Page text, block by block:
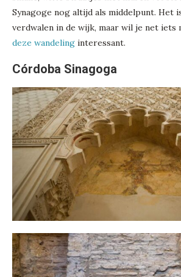
Synagoge nog altijd als middelpunt. Het
verdwalen in de wijk, maar wil je net iets
deze wandeling interessant.
Córdoba Sinagoga